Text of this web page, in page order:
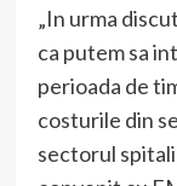
„In urma
ca putem sa
perioada de
costurile din
sectorul